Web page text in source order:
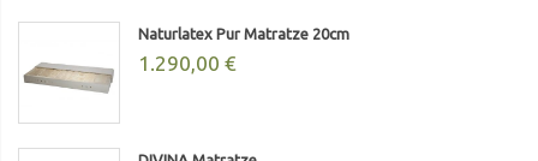
Naturlatex Pur Matratze 20cm
1.290,00 €